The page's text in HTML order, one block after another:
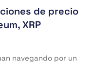
de precio
XRP
navegando por un